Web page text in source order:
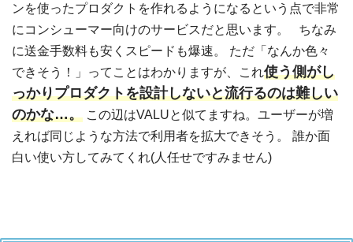
ンを使ったプロダクトを作れるようになるという点で非常
にコンシューマー向けのサービスだと思います。 ちなみ
に送金手数料も安くスピードも爆速。 ただ「なんか色々
できそう！」ってことはわかりますが、これ使う側がし
っかりプロダクトを設計しないと流行るのは難しい
のかな…。 この辺はVALUと似てますね。ユーザーが増
えれば同じような方法で利用者を拡大できそう。 誰か面
白い使い方してみてくれ(人任せですみません)